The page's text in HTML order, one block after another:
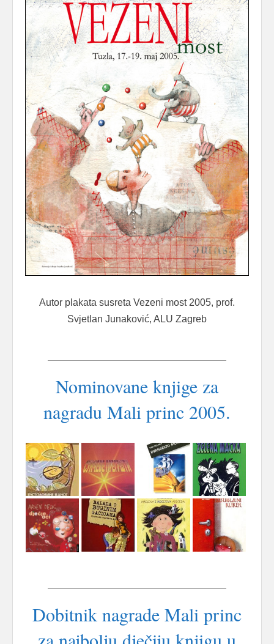
Autor plakata susreta Vezeni most 2005, prof.
Svjetlan Junaković, ALU Zagreb
Nominovane knjige za
nagradu Mali princ 2005.
Dobitnik nagrade Mali princ